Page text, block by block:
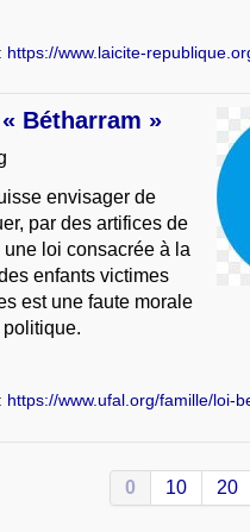
https://www.laicite-
Bétharram »
envisager de
par des artifices de
une loi consacrée à la
enfants victimes
est une faute morale
https://www.ufal.org/famille/loi-
0 10 20